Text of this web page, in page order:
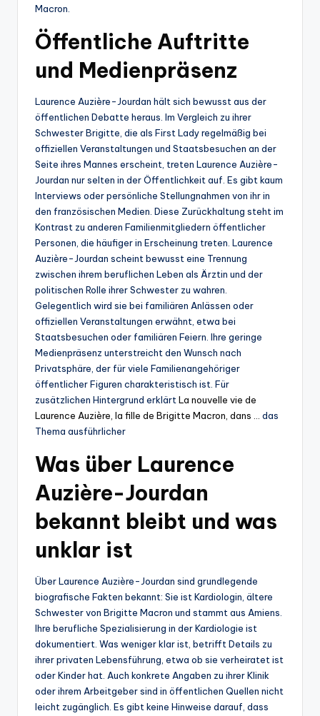
Macron.
Öffentliche Auftritte
und Medienpräsenz
Laurence Auzière-Jourdan hält sich bewusst aus der
öffentlichen Debatte heraus. Im Vergleich zu ihrer
Schwester Brigitte, die als First Lady regelmäßig bei
offiziellen Veranstaltungen und Staatsbesuchen an der
Seite ihres Mannes erscheint, treten Laurence Auzière-
Jourdan nur selten in der Öffentlichkeit auf. Es gibt kaum
Interviews oder persönliche Stellungnahmen von ihr in
den französischen Medien. Diese Zurückhaltung steht im
Kontrast zu anderen Familienmitgliedern öffentlicher
Personen, die häufiger in Erscheinung treten. Laurence
Auzière-Jourdan scheint bewusst eine Trennung
zwischen ihrem beruflichen Leben als Ärztin und der
politischen Rolle ihrer Schwester zu wahren.
Gelegentlich wird sie bei familiären Anlässen oder
offiziellen Veranstaltungen erwähnt, etwa bei
Staatsbesuchen oder familiären Feiern. Ihre geringe
Medienpräsenz unterstreicht den Wunsch nach
Privatsphäre, der für viele Familienangehöriger
öffentlicher Figuren charakteristisch ist. Für
zusätzlichen Hintergrund erklärtLa nouvelle vie de
Laurence Auzière, la fille de Brigitte Macron, dans … das
Thema ausführlicher
Was über Laurence
Auzière-Jourdan
bekannt bleibt und was
unklar ist
Über Laurence Auzière-Jourdan sind grundlegende
biografische Fakten bekannt: Sie ist Kardiologin, ältere
Schwester von Brigitte Macron und stammt aus Amiens.
Ihre berufliche Spezialisierung in der Kardiologie ist
dokumentiert. Was weniger klar ist, betrifft Details zu
ihrer privaten Lebensführung, etwa ob sie verheiratet ist
oder Kinder hat. Auch konkrete Angaben zu ihrer Klinik
oder ihrem Arbeitgeber sind in öffentlichen Quellen nicht
leicht zugänglich. Es gibt keine Hinweise darauf, dass